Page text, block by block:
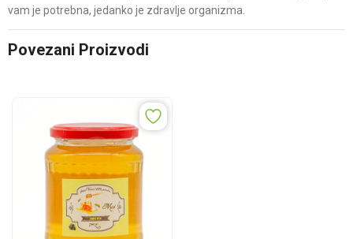
vam je potrebna, jedanko je zdravlje organizma.
Povezani Proizvodi